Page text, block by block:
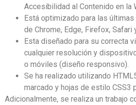
Accesibilidad al Contenido en la
Está optimizado para las
de Chrome, Edge, Firefox, Safari
Esta diseñado para su correcta
cualquier resolución y
o móviles (diseño responsivo).
Se ha realizado utilizando
marcado y hojas de estilo CSS3
Adicionalmente, se realiza un trabajo